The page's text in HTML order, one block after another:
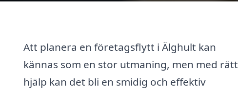
Att planera en företagsflytt i Älghult kan
kännas som en stor utmaning, men med rätt
hjälp kan det bli en smidig och effektiv